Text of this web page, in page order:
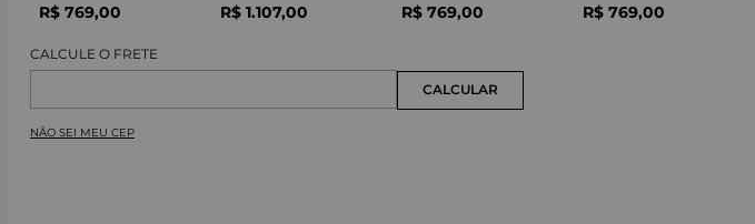
R$ 769,00
R$ 1.107,00
R$ 769,00
R$ 769,00
NÃO SEI MEU CEP